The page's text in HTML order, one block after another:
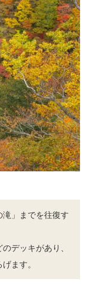
」までを往復す
デッキがあり、
ます。